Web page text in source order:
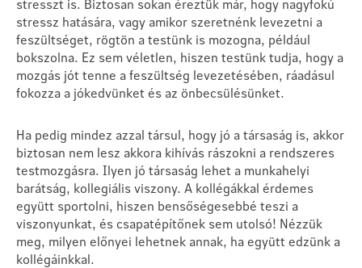
stresszt is. Biztosan sokan éreztük már, hogy nagyfokú
stressz hatására, vagy amikor szeretnénk levezetni a
feszültséget, rögtön a testünk is mozogna, például
bokszolna. Ez sem véletlen, hiszen testünk tudja, hogy a
mozgás jót tenne a feszültség levezetésében, ráadásul
fokozza a jókedvünket és az önbecsülésünket.
Ha pedig mindez azzal társul, hogy jó a társaság is, akkor
biztosan nem lesz akkora kihívás rászokni a rendszeres
testmozgásra. Ilyen jó társaság lehet a munkahelyi
barátság, kollegiális viszony. A kollégákkal érdemes
együtt sportolni, hiszen bensőségesebbé teszi a
viszonyunkat, és csapatépítőnek sem utolsó! Nézzük
meg, milyen előnyei lehetnek annak, ha együtt edzünk a
kollégáinkkal.